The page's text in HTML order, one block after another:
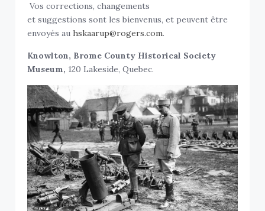
Vos corrections, changements
et suggestions sont les bienvenus, et peuvent être
envoyés auhskaarup@rogers.com.
Knowlton, Brome County Historical Society
Museum, 120 Lakeside, Quebec.